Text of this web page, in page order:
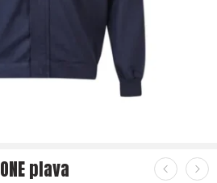
plava